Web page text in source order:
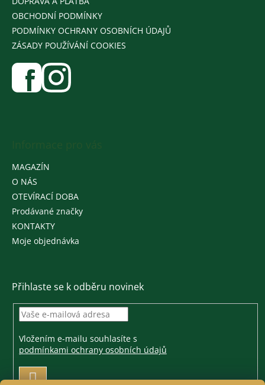
OBCHODNÍ PODMÍNKY
PODMÍNKY OCHRANY OSOBNÍCH ÚDAJŮ
ZÁSADY POUŽÍVÁNÍ COOKIES
MAGAZÍN
O NÁS
OTEVÍRACÍ DOBA
Prodávané značky
KONTAKTY
Moje objednávka
Přihlaste se k odběru novinek
Vložením e-mailu souhlasíte s
podmínkami ochrany osobních údajů
PŘIHLÁSIT